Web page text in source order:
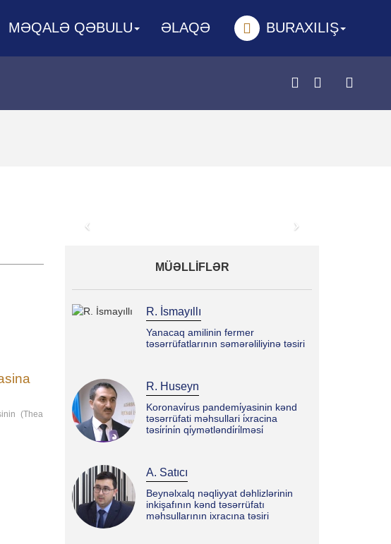
MƏQALƏ QƏBULU ƏLAQƏ BURAXILIŞ
(Thea
Prev
MÜƏLLİFLƏR
R. İsmayıllı
Yanacaq amilinin fermer
təsərrüfatlarının səmərəliliyinə təsiri
R. Huseyn
Koronavi̇rus pandemi̇yasinin kənd
təsərrüfati məhsullari i̇xracina
təsi̇ri̇ni̇n qi̇ymətləndi̇ri̇lməsi̇
A. Satıcı
Beynəlxalq nəqliyyat dəhlizlərinin
inkişafının kənd təsərrüfatı
məhsullarının ixracına təsiri